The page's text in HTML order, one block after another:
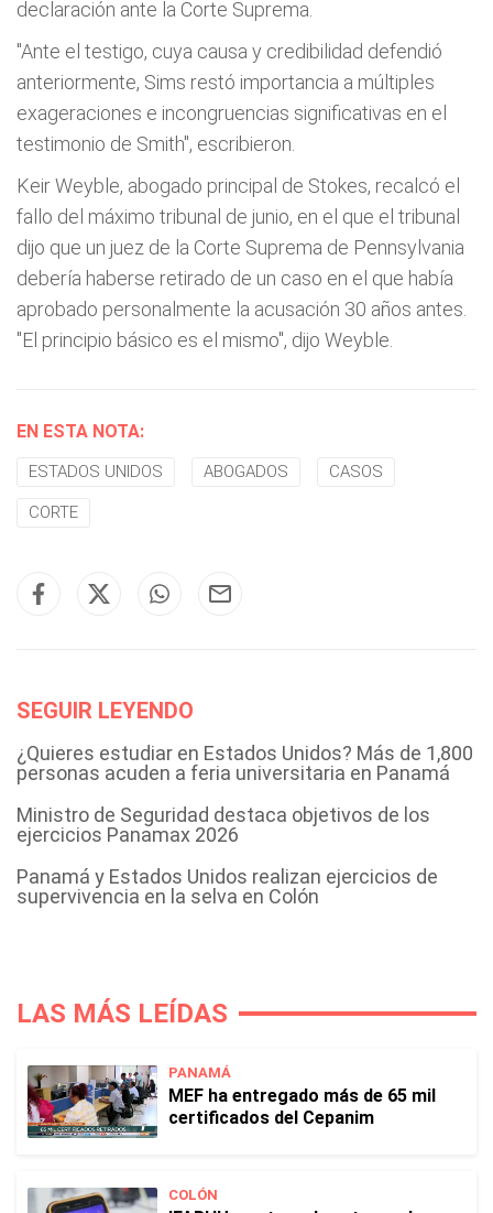
declaración ante la Corte Suprema.
"Ante el testigo, cuya causa y credibilidad defendió
anteriormente, Sims restó importancia a múltiples
exageraciones e incongruencias significativas en el
testimonio de Smith", escribieron.
Keir Weyble, abogado principal de Stokes, recalcó el
fallo del máximo tribunal de junio, en el que el tribunal
dijo que un juez de la Corte Suprema de Pennsylvania
debería haberse retirado de un caso en el que había
aprobado personalmente la acusación 30 años antes.
"El principio básico es el mismo", dijo Weyble.
EN ESTA NOTA:
ESTADOS UNIDOS ABOGADOS CASOS
CORTE
SEGUIR LEYENDO
¿Quieres estudiar en Estados Unidos? Más de 1,800
personas acuden a feria universitaria en Panamá
Ministro de Seguridad destaca objetivos de los
ejercicios Panamax 2026
Panamá y Estados Unidos realizan ejercicios de
supervivencia en la selva en Colón
LAS MÁS LEÍDAS
PANAMÁ
MEF ha entregado más de 65 mil
certificados del Cepanim
COLÓN